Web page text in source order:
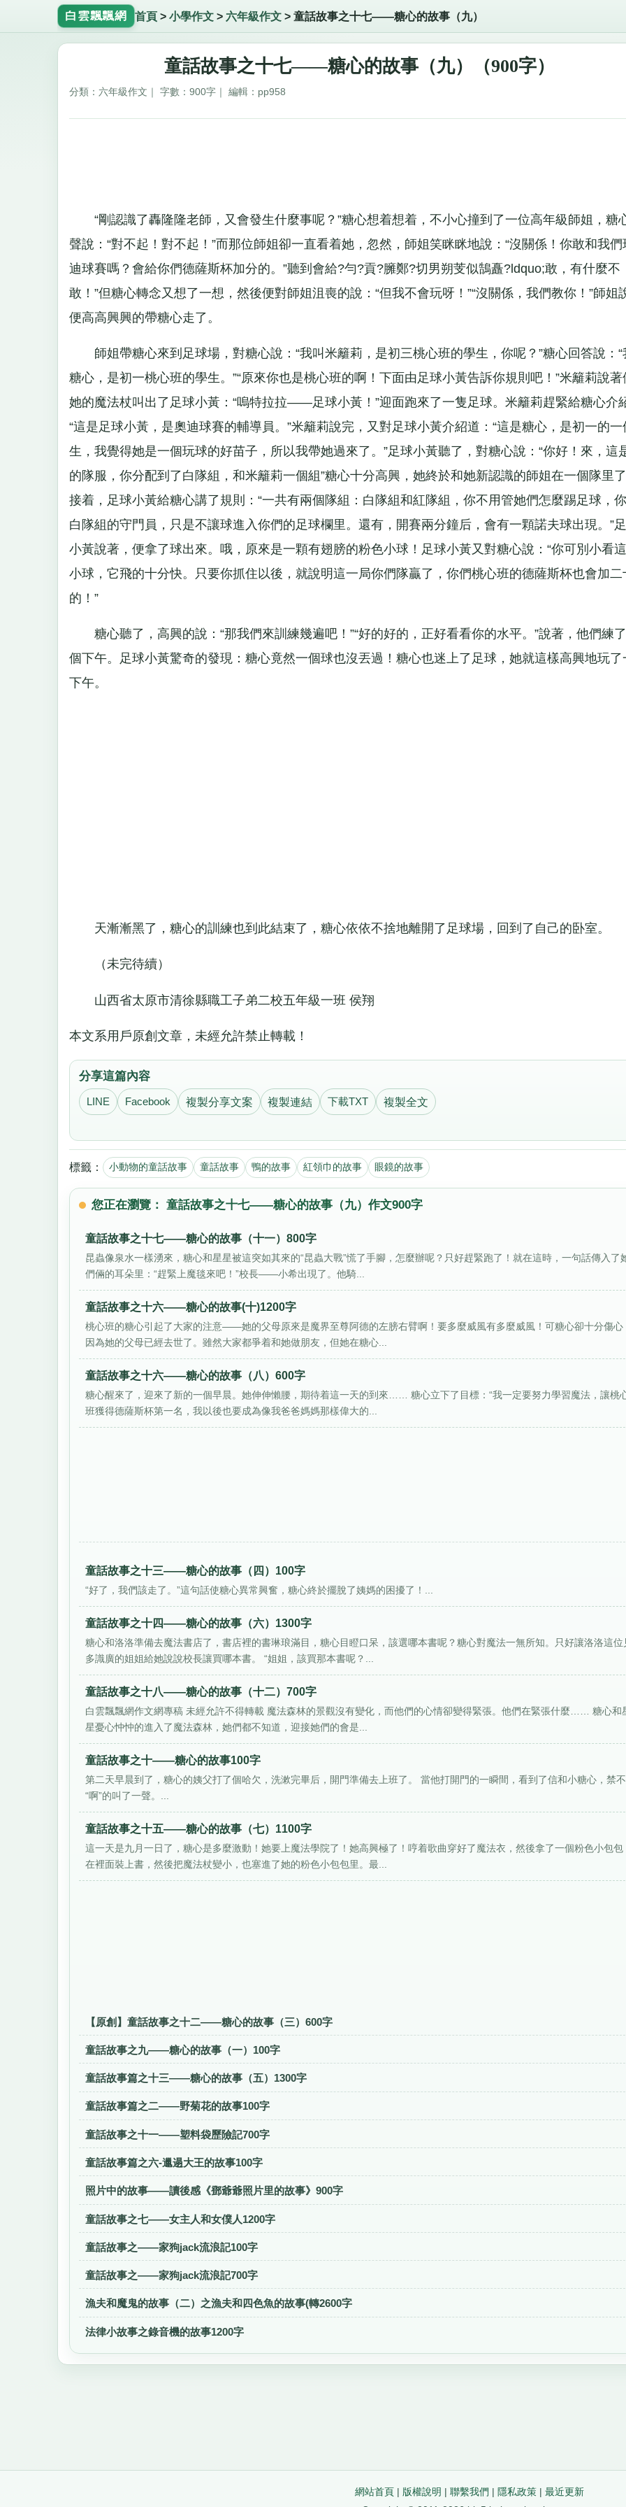
白雲飄飄網 首頁> 小學作文> 六年級作文> 童話故事之十七——糖心的故事（九）
童話故事之十七——糖心的故事（九）（900字）
分類：六年級作文｜ 字數：900字｜ 編輯：pp958
“剛認識了轟隆隆老師，又會發生什麼事呢？”糖心想着想着，不小心撞到了一位高年級師姐，糖
聲說：“對不起！對不起！”而那位師姐卻一直看着她，忽然，師姐笑眯眯地說：“沒關係！你敢和我們
迪球賽嗎？會給你們德薩斯杯加分的。”聽到會給?勻?貢?臃鄭?切男朔芰似鵠矗?ldquo;敢，有什麼不
敢！”但糖心轉念又想了一想，然後便對師姐沮喪的說：“但我不會玩呀！”“沒關係，我們教你！”師姐
便高高興興的帶糖心走了。
師姐帶糖心來到足球場，對糖心說：“我叫米籬莉，是初三桃心班的學生，你呢？”糖心回答說：“
糖心，是初一桃心班的學生。”“原來你也是桃心班的啊！下面由足球小黃告訴你規則吧！”米籬莉說著
她的魔法杖叫出了足球小黃：“嗚特拉拉——足球小黃！”迎面跑來了一隻足球。米籬莉趕緊給糖心介
“這是足球小黃，是奧迪球賽的輔導員。”米籬莉說完，又對足球小黃介紹道：“這是糖心，是初一的一
生，我覺得她是一個玩球的好苗子，所以我帶她過來了。”足球小黃聽了，對糖心說：“你好！來，這
的隊服，你分配到了白隊組，和米籬莉一個組”糖心十分高興，她終於和她新認識的師姐在一個隊里了
接着，足球小黃給糖心講了規則：“一共有兩個隊組：白隊組和紅隊組，你不用管她們怎麼踢足球，
白隊組的守門員，只是不讓球進入你們的足球欄里。還有，開賽兩分鐘后，會有一顆諾夫球出現。”
小黃說著，便拿了球出來。哦，原來是一顆有翅膀的粉色小球！足球小黃又對糖心說：“你可別小看
小球，它飛的十分快。只要你抓住以後，就說明這一局你們隊贏了，你們桃心班的德薩斯杯也會加二
的！”
糖心聽了，高興的說：“那我們來訓練幾遍吧！”“好的好的，正好看看你的水平。”說著，他們練
個下午。足球小黃驚奇的發現：糖心竟然一個球也沒丟過！糖心也迷上了足球，她就這樣高興地玩了
下午。
天漸漸黑了，糖心的訓練也到此結束了，糖心依依不捨地離開了足球場，回到了自己的卧室。
（未完待續）
山西省太原市清徐縣職工子弟二校五年級一班 侯翔
本文系用戶原創文章，未經允許禁止轉載！
分享這篇內容
LINE Facebook 複製分享文案 複製連結 下載TXT 複製全文
標籤： 小動物的童話故事 童話故事 鴨的故事 紅領巾的故事 眼鏡的故事
您正在瀏覽： 童話故事之十七——糖心的故事（九）作文900字
童話故事之十七——糖心的故事（十一）800字
昆蟲像泉水一樣湧來，糖心和星星被這突如其來的“昆蟲大戰”慌了手腳，怎麼辦呢？只好趕緊跑了！就在這時，一句話傳入了
們倆的耳朵里：“趕緊上魔毯來吧！”校長——小希出現了。他騎...
童話故事之十六——糖心的故事(十)1200字
桃心班的糖心引起了大家的注意——她的父母原來是魔界至尊阿德的左膀右臂啊！要多麼威風有多麼威風！可糖心卻十分傷心
因為她的父母已經去世了。雖然大家都爭着和她做朋友，但她在糖心...
童話故事之十六——糖心的故事（八）600字
糖心醒來了，迎來了新的一個早晨。她伸伸懶腰，期待着這一天的到來…… 糖心立下了目標：“我一定要努力學習魔法，讓桃
班獲得德薩斯杯第一名，我以後也要成為像我爸爸媽媽那樣偉大的...
童話故事之十三——糖心的故事（四）100字
“好了，我們該走了。”這句話使糖心異常興奮，糖心終於擺脫了姨媽的困擾了！...
童話故事之十四——糖心的故事（六）1300字
糖心和洛洛準備去魔法書店了，書店裡的書琳琅滿目，糖心目瞪口呆，該選哪本書呢？糖心對魔法一無所知。只好讓洛洛這位
多識廣的姐姐給她說說校長讓買哪本書。 “姐姐，該買那本書呢？...
童話故事之十八——糖心的故事（十二）700字
白雲飄飄網作文網專稿 未經允許不得轉載 魔法森林的景觀沒有變化，而他們的心情卻變得緊張。他們在緊張什麼…… 糖心和
星憂心忡忡的進入了魔法森林，她們都不知道，迎接她們的會是...
童話故事之十——糖心的故事100字
第二天早晨到了，糖心的姨父打了個哈欠，洗漱完畢后，開門準備去上班了。 當他打開門的一瞬間，看到了信和小糖心，禁
“啊”的叫了一聲。...
童話故事之十五——糖心的故事（七）1100字
這一天是九月一日了，糖心是多麼激動！她要上魔法學院了！她高興極了！哼着歌曲穿好了魔法衣，然後拿了一個粉色小包包
在裡面裝上書，然後把魔法杖變小，也塞進了她的粉色小包包里。最...
【原創】童話故事之十二——糖心的故事（三）600字
童話故事之九——糖心的故事（一）100字
童話故事篇之十三——糖心的故事（五）1300字
童話故事篇之二——野菊花的故事100字
童話故事之十一——塑料袋歷險記700字
童話故事篇之六-邋遢大王的故事100字
照片中的故事——讀後感《鄧爺爺照片里的故事》900字
童話故事之七——女主人和女僕人1200字
童話故事之——家狗jack流浪記100字
童話故事之——家狗jack流浪記700字
漁夫和魔鬼的故事（二）之漁夫和四色魚的故事(轉2600字
法律小故事之錄音機的故事1200字
網站首頁 | 版權說明 | 聯繫我們 | 隱私政策 | 最近更新